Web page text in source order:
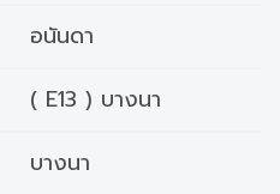
อนันดา
( E13 ) บางนา
บางนา